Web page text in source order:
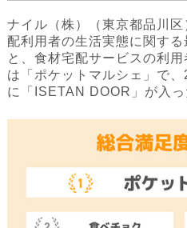
ナイル（株）（東京都品川
配利用者の生活実態に関す
と、食材宅配サービスの利
は「ポケットマルシェ」で
に「ISETAN DOOR」が入っ